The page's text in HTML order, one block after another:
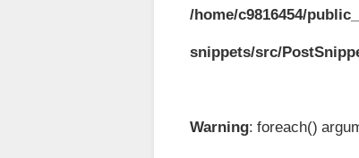
/home/c9816454/
snippets/src/
Warning: foreach()